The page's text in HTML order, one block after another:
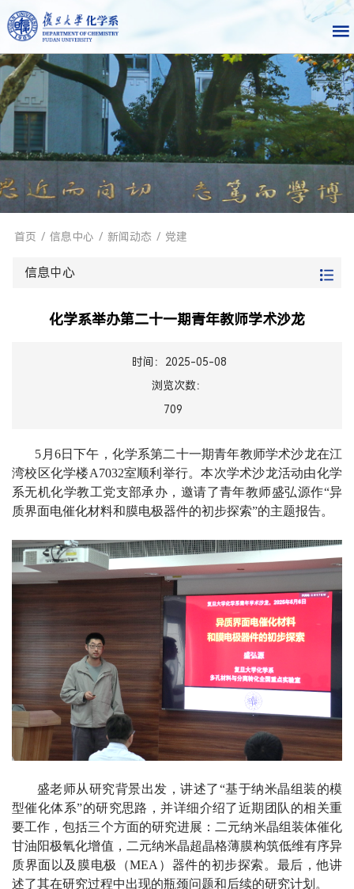
首页 / 信息中心 / 新闻动态 / 党建
信息中心
化学系举办第二十一期青年教师学术沙龙
时间：2025-05-08
浏览次数：
709
5 月 6日下午，化学系第二十一期青年教师学术沙龙在江
湾校区化学楼A7032室顺利举行。本次学术沙龙活动由化学
系无机化学教工党支部承办，邀请了青年教师盛弘源作“异
质界面电催化材料和膜电极器件的初步探索”的主题报告。
盛老师从研究背景出发，讲述了“基于纳米晶组装的模
型催化体系”的研究思路，并详细介绍了近期团队的相关重
要工作，包括三个方面的研究进展：二元纳米晶组装体催化
甘油阳极氧化增值，二元纳米晶超晶格薄膜构筑低维有序异
质界面以及膜电极（MEA ）器件的初步探索。最后，他讲
述了其在研究过程中出现的瓶颈问题和后续的研究计划。